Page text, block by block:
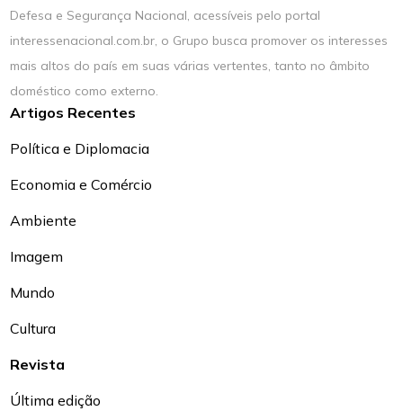
Defesa e Segurança Nacional, acessíveis pelo portal
interessenacional.com.br, o Grupo busca promover os interesses
mais altos do país em suas várias vertentes, tanto no âmbito
doméstico como externo.
Artigos Recentes
Política e Diplomacia
Economia e Comércio
Ambiente
Imagem
Mundo
Cultura
Revista
Última edição